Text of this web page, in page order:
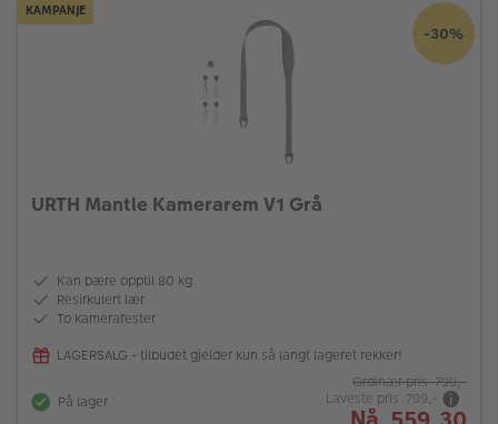
KAMPANJE
-30%
URTH Mantle Kamerarem V1 Grå
Kan bære opptil 80 kg
Resirkulert lær
To kamerafester
LAGERSALG - tilbudet gjelder kun så langt lageret rekker!
På lager
Ordinær pris 799,-
Laveste pris 799,-